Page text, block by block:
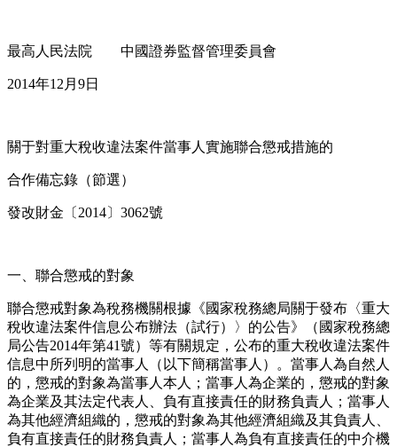
最高人民法院 中國證券監督管理委員會
2014年12月9日
關于對重大稅收違法案件當事人實施聯合懲戒措施的
合作備忘錄（節選）
發改財金〔2014〕3062號
一、聯合懲戒的對象
聯合懲戒對象為稅務機關根據《國家稅務總局關于發布〈重大
稅收違法案件信息公布辦法（試行）〉的公告》（國家稅務總
局公告2014年第41號）等有關規定，公布的重大稅收違法案件
信息中所列明的當事人（以下簡稱當事人）。當事人為自然人
的，懲戒的對象為當事人本人；當事人為企業的，懲戒的對象
為企業及其法定代表人、負有直接責任的財務負責人；當事人
為其他經濟組織的，懲戒的對象為其他經濟組織及其負責人、
負有直接責任的財務負責人；當事人為負有直接責任的中介機